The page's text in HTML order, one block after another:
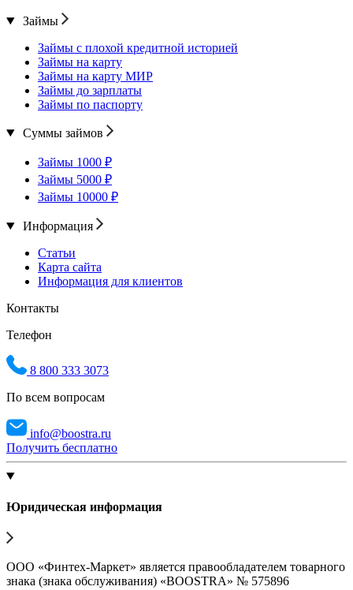
Займы
Займы с плохой кредитной историей
Займы на карту
Займы на карту МИР
Займы до зарплаты
Займы по паспорту
Суммы займов
Займы 1000 ₽
Займы 5000 ₽
Займы 10000 ₽
Информация
Статьи
Карта сайта
Информация для клиентов
Контакты
Телефон
8 800 333 3073
По всем вопросам
info@boostra.ru
Получить бесплатно
Юридическая информация
ООО «Финтех-Маркет» является правообладателем товарного
знака (знака обслуживания) «BOOSTRA» № 575896